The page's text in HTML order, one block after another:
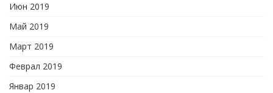
Июн 2019
Май 2019
Март 2019
Феврал 2019
Январ 2019